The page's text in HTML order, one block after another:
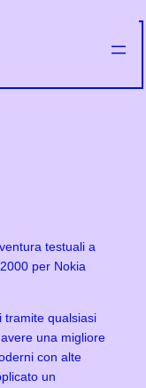
testuali a
per Nokia
tramite qualsiasi
una migliore
con alte
un